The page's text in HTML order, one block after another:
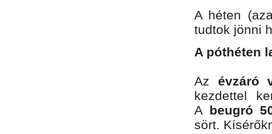
A héten
tudtok jönni
A póthéten
Az évzáró
kezdettel
A beugró
sört.